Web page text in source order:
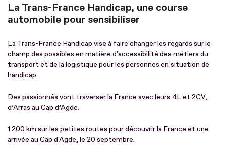
La Trans-France Handicap, une course
automobile pour sensibiliser
La Trans-France Handicap vise à faire changer les regards sur le
champ des possibles en matière d'accessibilité des métiers du
transport et de la logistique pour les personnes en situation de
handicap.
Des passionnés vont traverser la France avec leurs 4L et 2CV,
d’Arras au Cap d’Agde.
1 200 km sur les petites routes pour découvrir la France et une
arrivée au Cap d'Agde, le 20 septembre.